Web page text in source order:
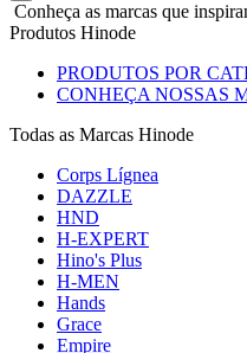
Conheça as marcas que
Produtos Hinode
PRODUTOS POR
CONHEÇA NOSSAS
Todas as Marcas Hinode
Corps Lígnea
DAZZLE
HND
H-EXPERT
Hino's Plus
H-MEN
Hands
Grace
Empire